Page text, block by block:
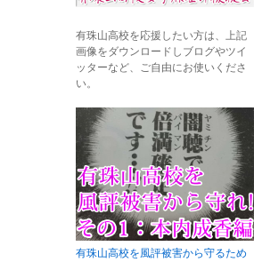
有珠山高校を応援したい方は、上記
画像をダウンロードしブログやツイ
ッターなど、ご自由にお使いくださ
い。
有珠山高校を風評被害から守るため